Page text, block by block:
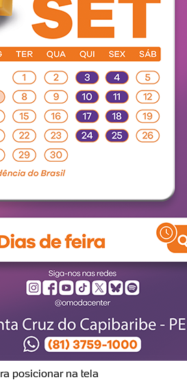
posicionar na tela